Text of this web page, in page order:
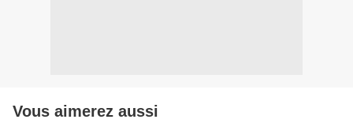
Vous aimerez aussi